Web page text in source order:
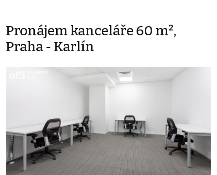
Pronájem kanceláře 60 m²,
Praha - Karlín